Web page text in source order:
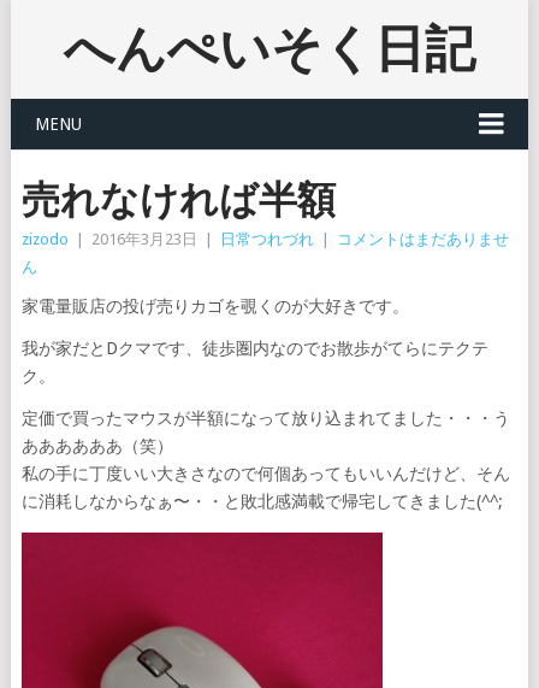
へんぺいそく日記
MENU
売れなければ半額
zizodo 2016年3月23日 日常つれづれ
コメントはまだありませ
ん
家電量販店の投げ売りカゴを覗くのが大好きです。
我が家だとDクマです、徒歩圏内なのでお散歩がてらにテクテ
ク。
定価で買ったマウスが半額になって放り込まれてました・・・う
ああああああ（笑）
私の手に丁度いい大きさなので何個あってもいいんだけど、そん
に消耗しなからなぁ〜・・と敗北感満載で帰宅してきました(^^;